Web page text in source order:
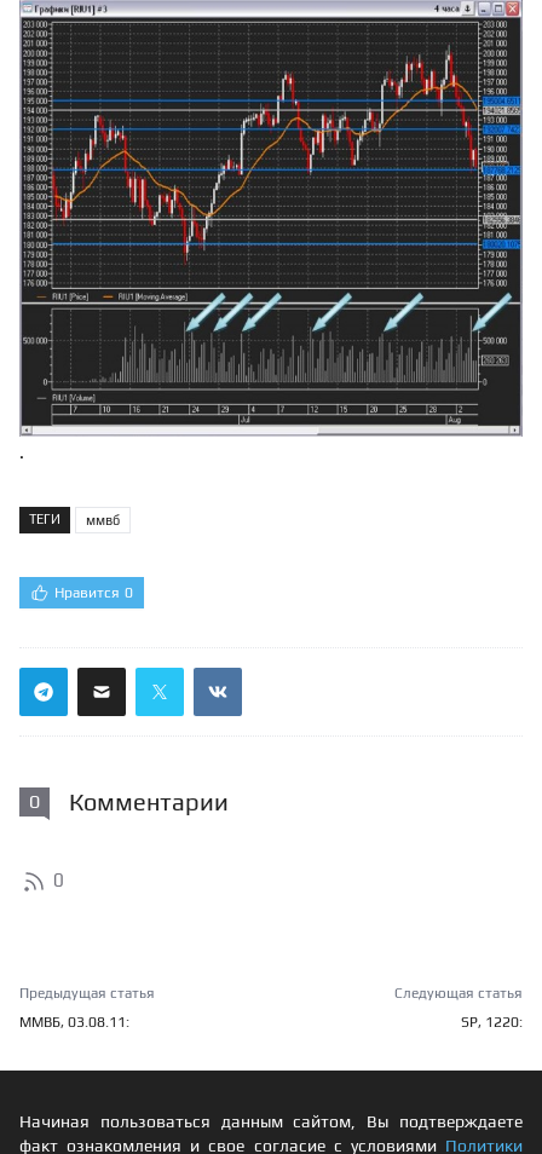
.
ТЕГИ ммвб
Нравится 0
0 Комментарии
0
Предыдущая статья
ММВБ, 03.08.11:
Следующая статья
SP, 1220:
Начиная пользоваться данным сайтом, Вы подтверждаете
факт ознакомления и свое согласие с условиями Политики